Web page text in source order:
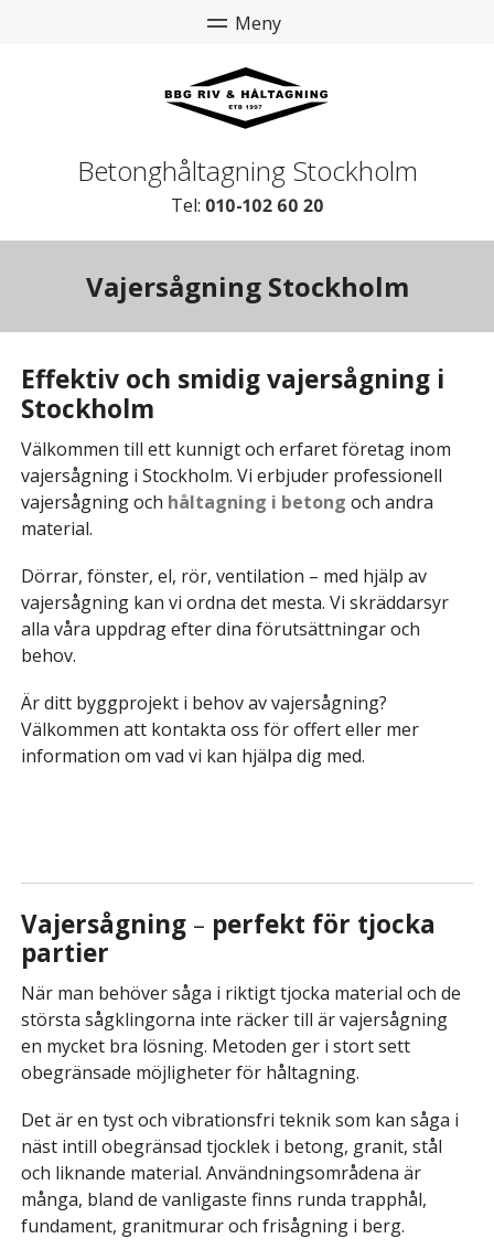
Betonghåltagning Stockholm
Tel: 010-102 60 20
Vajersågning Stockholm
Effektiv och smidig vajersågning i
Stockholm
Välkommen till ett kunnigt och erfaret företag inom
vajersågning i Stockholm. Vi erbjuder professionell
vajersågning och håltagning i betong och andra
material.
Dörrar, fönster, el, rör, ventilation – med hjälp av
vajersågning kan vi ordna det mesta. Vi skräddarsyr
alla våra uppdrag efter dina förutsättningar och
behov.
Är ditt byggprojekt i behov av vajersågning?
Välkommen att kontakta oss för offert eller mer
information om vad vi kan hjälpa dig med.
Vajersågning – perfekt för tjocka
partier
När man behöver såga i riktigt tjocka material och de
största sågklingorna inte räcker till är vajersågning
en mycket bra lösning. Metoden ger i stort sett
obegränsade möjligheter för håltagning.
Det är en tyst och vibrationsfri teknik som kan såga i
näst intill obegränsad tjocklek i betong, granit, stål
och liknande material. Användningsområdena är
många, bland de vanligaste finns runda trapphål,
fundament, granitmurar och frisågning i berg.